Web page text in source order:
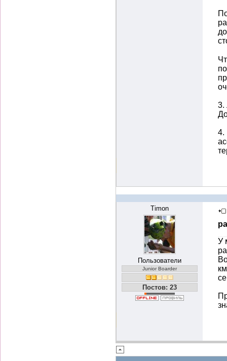
3.
4.
Timon
Пользователи
Junior Boarder
Постов: 23
У